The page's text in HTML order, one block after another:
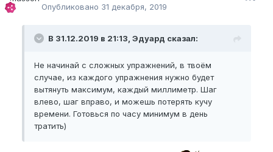
Опубликовано 31 декабря, 2019
В 31.12.2019 в 21:13, Эдуард сказал:
Не начинай с сложных упражнений, в твоём
случае, из каждого упражнения нужно будет
вытянуть максимум, каждый миллиметр. Шаг
влево, шаг вправо, и можешь потерять кучу
времени. Готовься по часу минимум в день
тратить)